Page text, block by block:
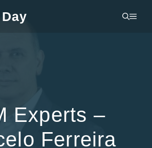
Experts –
Ferreira